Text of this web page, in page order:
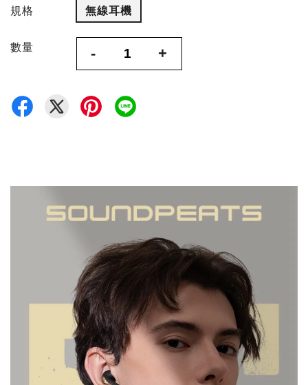
規格 無線耳機
數量 - +